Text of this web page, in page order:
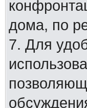
дома, по
7. Для